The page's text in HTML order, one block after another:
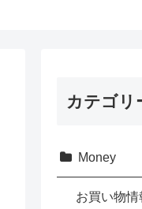
カテゴリ
Money
お買い物情